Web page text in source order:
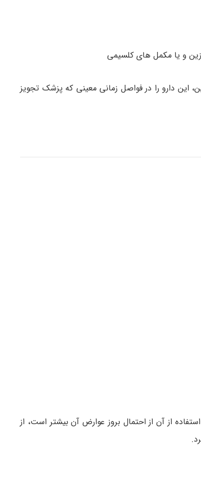
و یا مکمل های کلسیمی
این دارو را در فواصل زمانی معینی که پزشک تجویز
از آن از احتمال بروز عوارض آن بیشتر است، از